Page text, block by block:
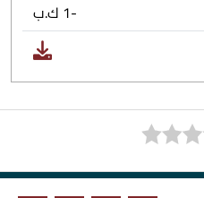
-1 ك.ب